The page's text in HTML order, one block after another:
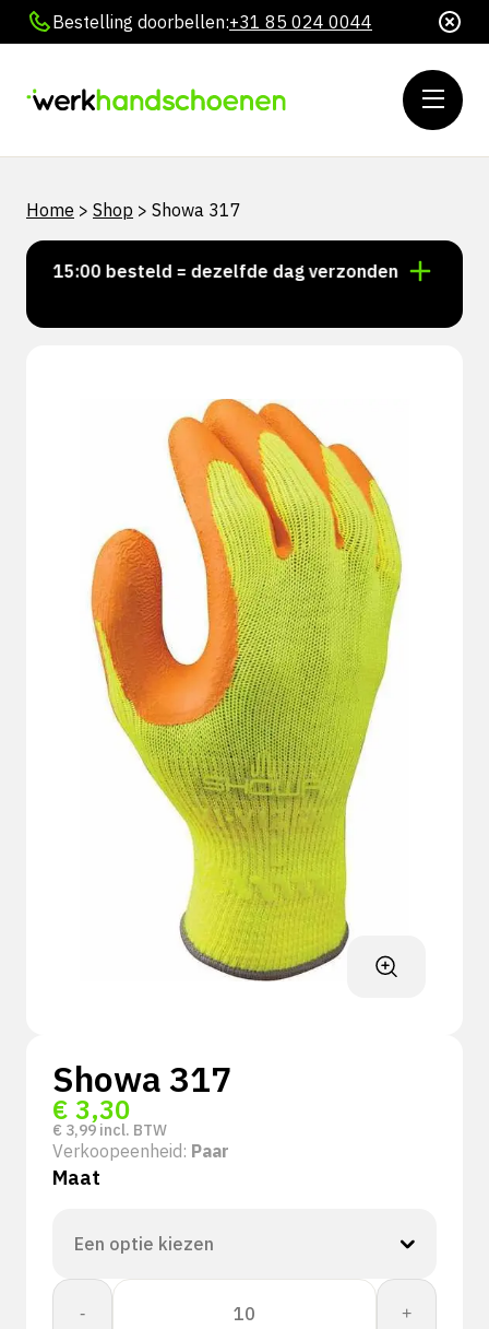
Bestelling doorbellen:+31 85 024 0044
Home > Shop > Showa 317
15:00 besteld = dezelfde dag verzonden
Showa 317
€ 3,30
€ 3,99 incl. BTW
Verkoopeenheid: Paar
Maat
-
Showa
317
+